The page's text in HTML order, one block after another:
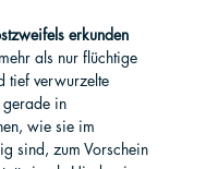
erkunden
als nur flüchtige
tief verwurzelte
gerade in
wie sie im
sind, zum Vorschein